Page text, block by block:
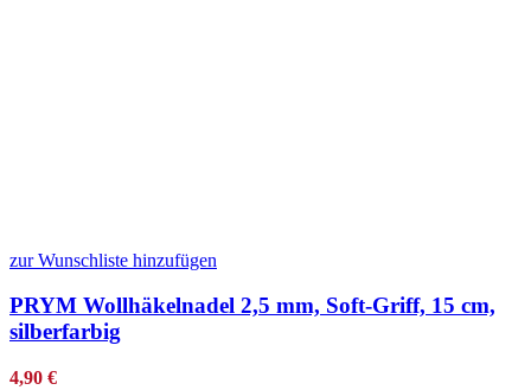
zur Wunschliste hinzufügen
PRYM Wollhäkelnadel 2,5 mm, Soft-Griff, 15 cm,
silberfarbig
4,90 €